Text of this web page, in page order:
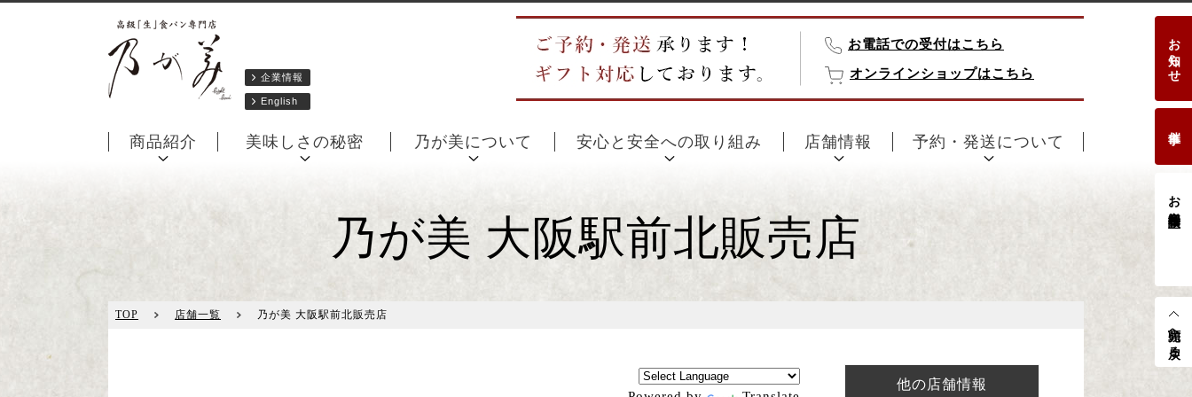
企業情報
English
お電話での受付はこちら
オンラインショップはこちら
商品紹介 美味しさの秘密 乃が美について 安心と安全への取り組み 店舗情報 予約・発送について
お知らせ
お客様相談室
先頭へ戻る
乃が美 大阪駅前北販売店
TOP 店舗一覧 乃が美 大阪駅前北販売店
他の店舗情報